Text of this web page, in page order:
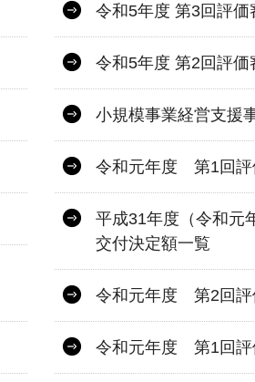
令和5年度 第3回評
令和5年度 第2回評
小規模事業経営支援
令和元年度 第1回
平成31年度（令和元
交付決定額一覧
令和元年度 第2回
令和元年度 第1回